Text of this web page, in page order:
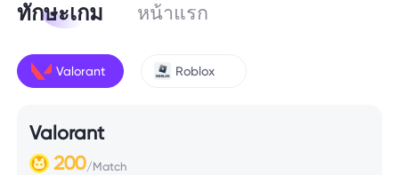
ทักษะเกม หน้าแรก
Valorant Roblox
Valorant
200/Match